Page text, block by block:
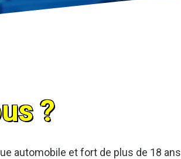
?
automobile et fort de plus de 18 ans